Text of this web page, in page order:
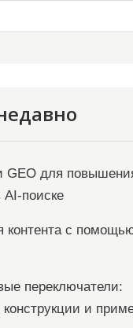
GEO для
поиске
контента с
переключатели:
и